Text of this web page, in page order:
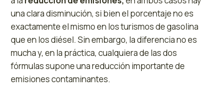
una clara disminución, si bien el porcentaje no es
exactamente el mismo en los turismos de gasolina
que en los diésel. Sin embargo, la diferencia no es
mucha y, en la práctica, cualquiera de las dos
fórmulas supone una reducción importante de
emisiones contaminantes.